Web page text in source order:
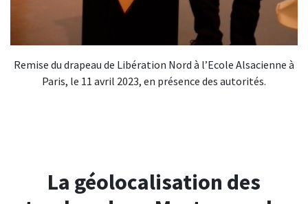
Remise du drapeau de Libération Nord à l’Ecole Alsacienne à
Paris, le 11 avril 2023, en présence des autorités.
La géolocalisation des